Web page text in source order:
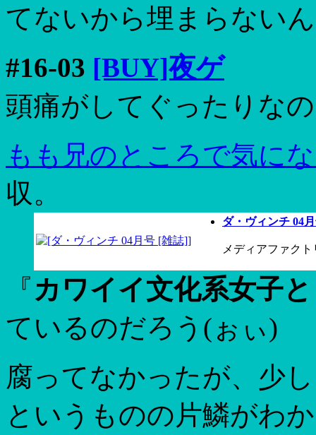
てないから埋まらない
#16-03 [BUY]夜ゲ
頭痛がしてぐったりな
もも兄のところで気に
収。
ダ・ヴィンチ 04
メディアファクト
『 カワイイ文化系女子
ているのだろう(ぉぃ)
腐ってなかったが、少
というものの片鱗がわ